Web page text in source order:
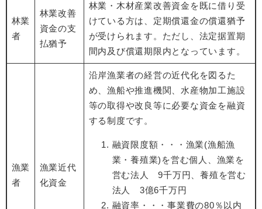
林業
者
林業改善
資金の支
払猶予
林業・木材産業改善資金を既に借り受
けている方は、定期償還金の償還猶予
が受けられます。ただし、法定据置期
間内及び償還期限内となっています。
漁業
者
漁業近代
化資金
沿岸漁業者の経営の近代化を図るた
め、漁船や推進機関、水産物加工施設
等の取得や改良等に必要な資金を融資
する制度です。
融資限度額・・・漁業(漁船漁
業・養殖業)を営む個人、漁業を
営む法人 9千万円、養殖を営む
法人 3億6千万円
融資率・・・事業費の80％以内